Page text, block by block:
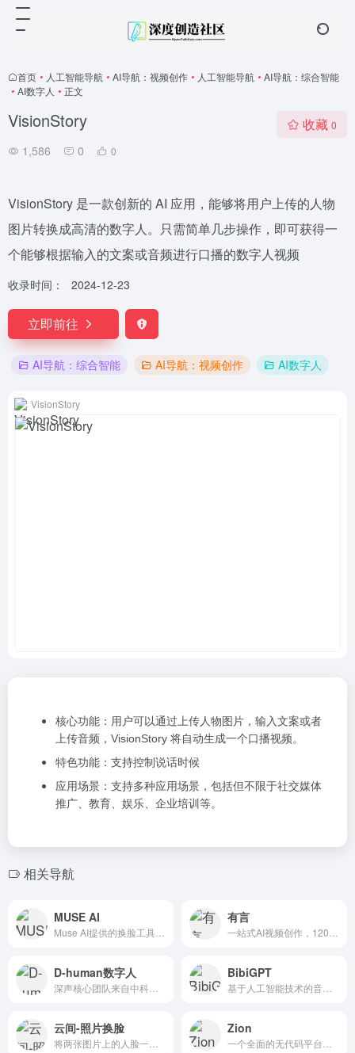
首页 • 人工智能导航 • AI导航：视频创作 • 人工智能导航 • AI导航：综合智能
• AI数字人 • 正文
VisionStory
1,586 0 0
收藏 0
VisionStory 是一款创新的 AI 应用，能够将用户上传的人物
图片转换成高清的数字人。只需简单几步操作，即可获得一
个能够根据输入的文案或音频进行口播的数字人视频
收录时间： 2024-12-23
立即前往
AI导航：综合智能 AI导航：视频创作 AI数字人
VisionStory
核心功能：用户可以通过上传人物图片，输入文案或者
上传音频，VisionStory 将自动生成一个口播视频。
特色功能：支持控制说话时候
应用场景：支持多种应用场景，包括但不限于社交媒体
推广、教育、娱乐、企业培训等。
相关导航
MUSE AI 有言
D-human数字人 BibiGPT
云间-照片换脸 Zion